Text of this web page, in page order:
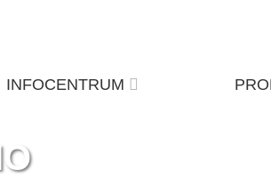
INFOCENTRUM